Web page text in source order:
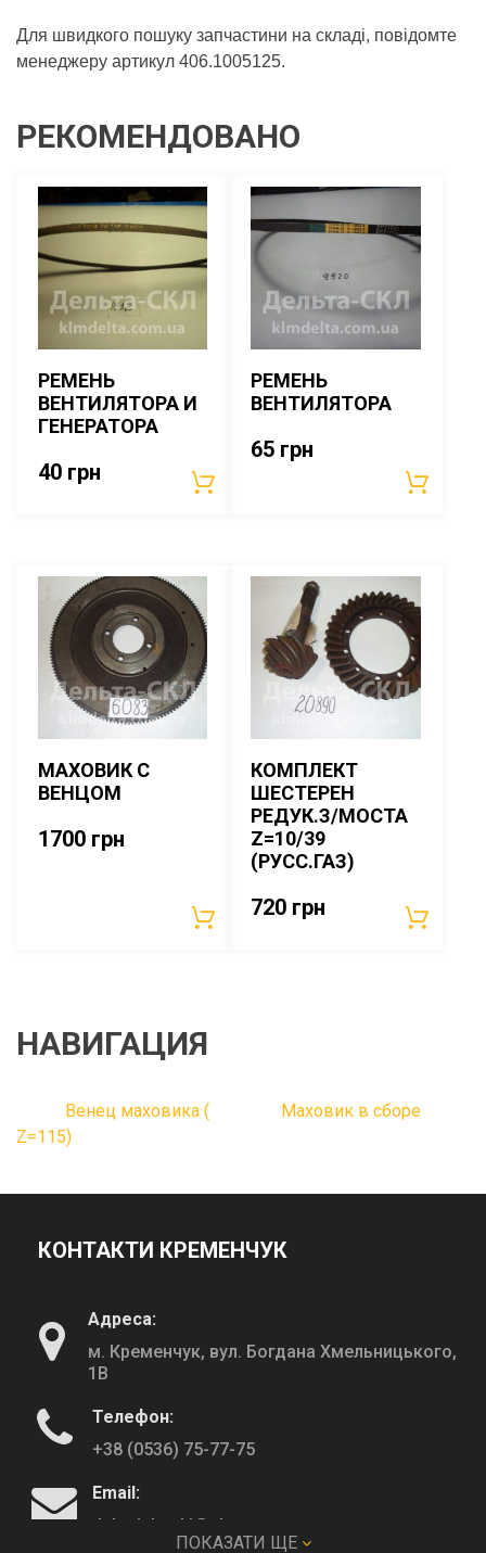
Для швидкого пошуку запчастини на складі, повідомте
менеджеру артикул 406.1005125.
РЕКОМЕНДОВАНО
РЕМЕНЬ
ВЕНТИЛЯТОРА И
ГЕНЕРАТОРА
40 грн
РЕМЕНЬ
ВЕНТИЛЯТОРА
65 грн
МАХОВИК С
ВЕНЦОМ
1700 грн
КОМПЛЕКТ
ШЕСТЕРЕН
РЕДУК.З/МОСТА
Z=10/39
(РУСС.ГАЗ)
720 грн
НАВИГАЦИЯ
Венец маховика (
Z=115)
Маховик в сборе
КОНТАКТИ КРЕМЕНЧУК
Адреса:
м. Кременчук, вул. Богдана Хмельницького,
1В
Телефон:
+38 (0536) 75-77-75
Email:
deltadeltaskl@ukr.net
ПОКАЗАТИ ЩЕ